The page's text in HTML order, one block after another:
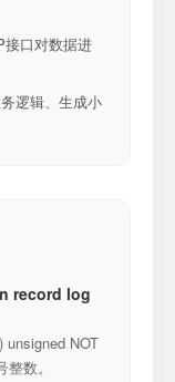
接口对数据进
逻辑、生成小
record log
unsigned NOT
数。